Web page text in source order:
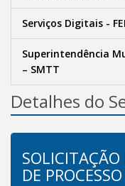
Serviços Digitais -
Superintendência
– SMTT
Detalhes do
DE PROCESSO